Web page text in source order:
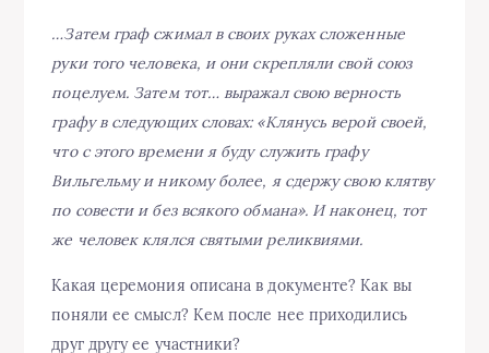
…Затем граф сжимал в своих руках сложенные
руки того человека, и они скрепляли свой союз
поцелуем. Затем тот… выражал свою верность
графу в следующих словах: «Клянусь верой своей,
что с этого времени я буду служить графу
Вильгельму и никому более, я сдержу свою клятву
по совести и без всякого обмана». И наконец, тот
же человек клялся святыми реликвиями.
Какая церемония описана в документе? Как вы
поняли ее смысл? Кем после нее приходились
друг другу ее участники?